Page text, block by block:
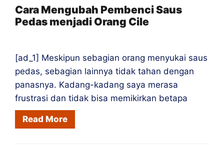
Pecinta
Saus
Cara Mengubah Pembenci Saus
Pedas menjadi Orang Cile
[ad_1] Meskipun sebagian orang menyukai saus
pedas, sebagian lainnya tidak tahan dengan
panasnya. Kadang-kadang saya merasa
frustrasi dan tidak bisa memikirkan betapa
Read More